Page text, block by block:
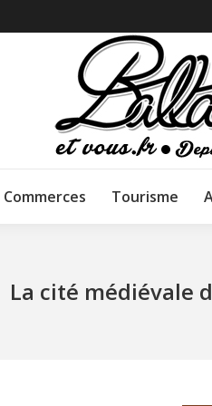
Commerces Tourisme
La cité médiévale